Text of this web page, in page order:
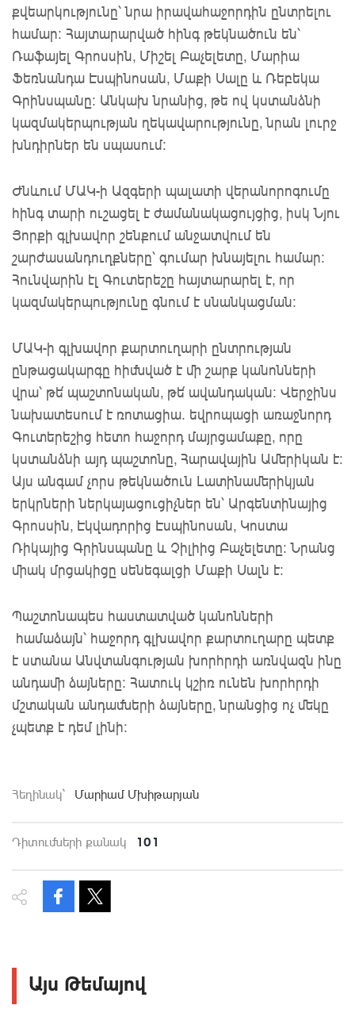
քվեարկությունը՝ նրա իրավահաջորդին ընտրելու
համար: Հայտարարված հինգ թեկնածուն են՝
Ռաֆայել Գրոսսին, Միշել Բաչելետը, Մարիա
Ֆեռնանդա Էսպինոսան, Մաքի Սալը և Ռեբեկա
Գրինսպանը: Անկախ նրանից, թե ով կստանձնի
կազմակերպության ղեկավարությունը, նրան լուրջ
խնդիրներ են սպասում:
Ժնևում ՄԱԿ-ի Ազգերի պալատի վերանորոգումը
հինգ տարի ուշացել է ժամանակացույցից, իսկ Նյու
Յորքի գլխավոր շենքում անջատվում են
շարժասանդուղքները՝ գումար խնայելու համար:
Հունվարին էլ Գուտերեշը հայտարարել է, որ
կազմակերպությունը գնում է սնանկացման:
ՄԱԿ-ի գլխավոր քարտուղարի ընտրության
ընթացակարգը հիմնված է մի շարք կանոնների
վրա՝ թե՛ պաշտոնական, թե՛ ավանդական: Վերջինս
նախատեսում է ռոտացիա. եվրոպացի առաջնորդ
Գուտերեշից հետո հաջորդ մայրցամաքը, որը
կստանձնի այդ պաշտոնը, Հարավային Ամերիկան ​​է:
Այս անգամ չորս թեկնածուն Լատինամերիկյան
երկրների ներկայացուցիչներ են՝ Արգենտինայից
Գրոսսին, Էկվադորից Էսպինոսան, Կոստա
Ռիկայից Գրինսպանը և Չիլիից Բաչելետը: Նրանց
միակ մրցակիցը սենեգալցի Մաքի Սալն է:
Պաշտոնապես հաստատված կանոնների
համաձայն՝ հաջորդ գլխավոր քարտուղարը պետք
է ստանա Անվտանգության խորհրդի առնվազն ինը
անդամի ձայները: Հատուկ կշիռ ունեն խորհրդի
մշտական անդամների ձայները, նրանցից ոչ մեկը
չպետք է դեմ լինի։
Հեղինակ` Մարիամ Մխիթարյան
Դիտումների քանակ 101
Այս Թեմայով